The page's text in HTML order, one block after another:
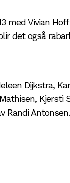
med Vivian
det også
Dijkstra,
Kjersti
Randi Antonsen.